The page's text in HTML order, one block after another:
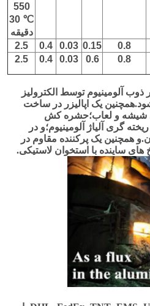
550
℃ 30
دقیقه
0.8
0.15
0.03
0.4
2.5
0.8
0.6
0.03
0.4
2.5
ذوب آلومینیوم توسط الکترولیز
یک اپالیزر در ساخت
شیشه و لعاب؛حشره کش
گری آلیاژ آلومینیوم؛و در
همچنین یک پرکننده مقاوم در
ساینده با استخوان لاستیکی.